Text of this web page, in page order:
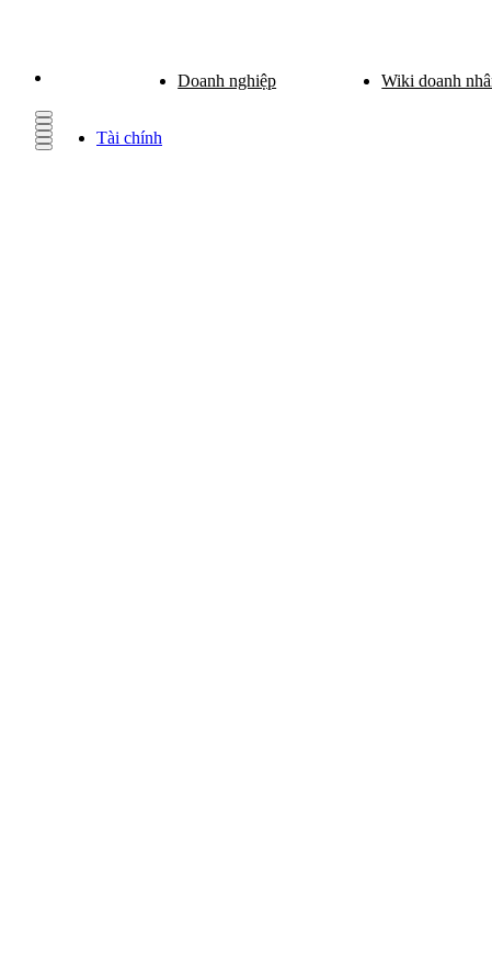
Doanh nghiệp Wiki doanh
Tài chính